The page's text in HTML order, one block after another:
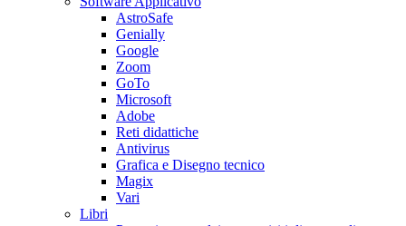
AstroSafe
Genially
Google
Zoom
GoTo
Microsoft
Adobe
Reti didattiche
Antivirus
Grafica e Disegno tecnico
Magix
Vari
Libri